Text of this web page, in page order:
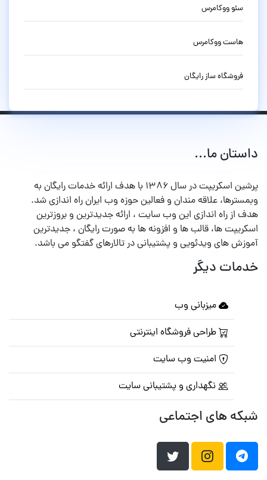
سئو ووکامرس
هاست ووکامرس
فروشگاه ساز رایگان
داستان ما...
پرشین اسکریپت در سال ۱۳۸۶ با هدف ارائه خدمات رایگان به
وبمسترها، علاقه مندان و فعالین حوزه وب ایران راه اندازی شد.
هدف از راه اندازی این وب سایت ، ارائه جدیدترین و بروزترین
اسکریپت ها، قالب ها و افزونه ها به صورت رایگان ، جدیدترین
آموزش های ویدئویی و پشتیبانی در تالارهای گفتگو می باشد.
خدمات دیگر
میزبانی وب
طراحی فروشگاه اینترنتی
امنیت وب سایت
نگهداری و پشتیبانی سایت
شبکه های اجتماعی